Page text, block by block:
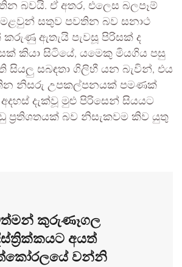
බවයි. ඒ අතර, එලෙස බලපෑම්
සතුව පවතින බව සනාථ
කරුණු ඇතැයි පැවසූ පිරිසක් ද
කියා සිටියේ, යමෙකු මියගිය පසු
සියලු සබඳතා ගිලිහී යන බැවින්, එය
නිසරු උපකල්පනයක් පමණක්
දැක්වූ මුළු පිරිසෙන් සියයට
ප්‍රතිශතයක් බව නිසැකවම කිව යුතු
කුරුණෑගල
අයත්
වන්නි